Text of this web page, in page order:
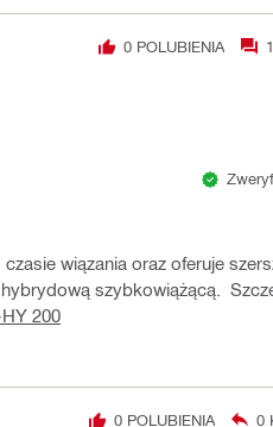
0POLUBIENIA 1
wiązania oraz oferuje
szybkowiążącą.
200
0POLUBIENIA 0